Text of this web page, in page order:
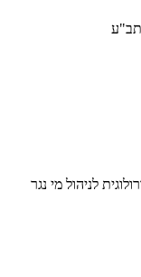
לניהול מי נגר